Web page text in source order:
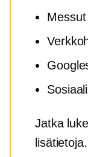
Messut
Jatka
lisätietoja.